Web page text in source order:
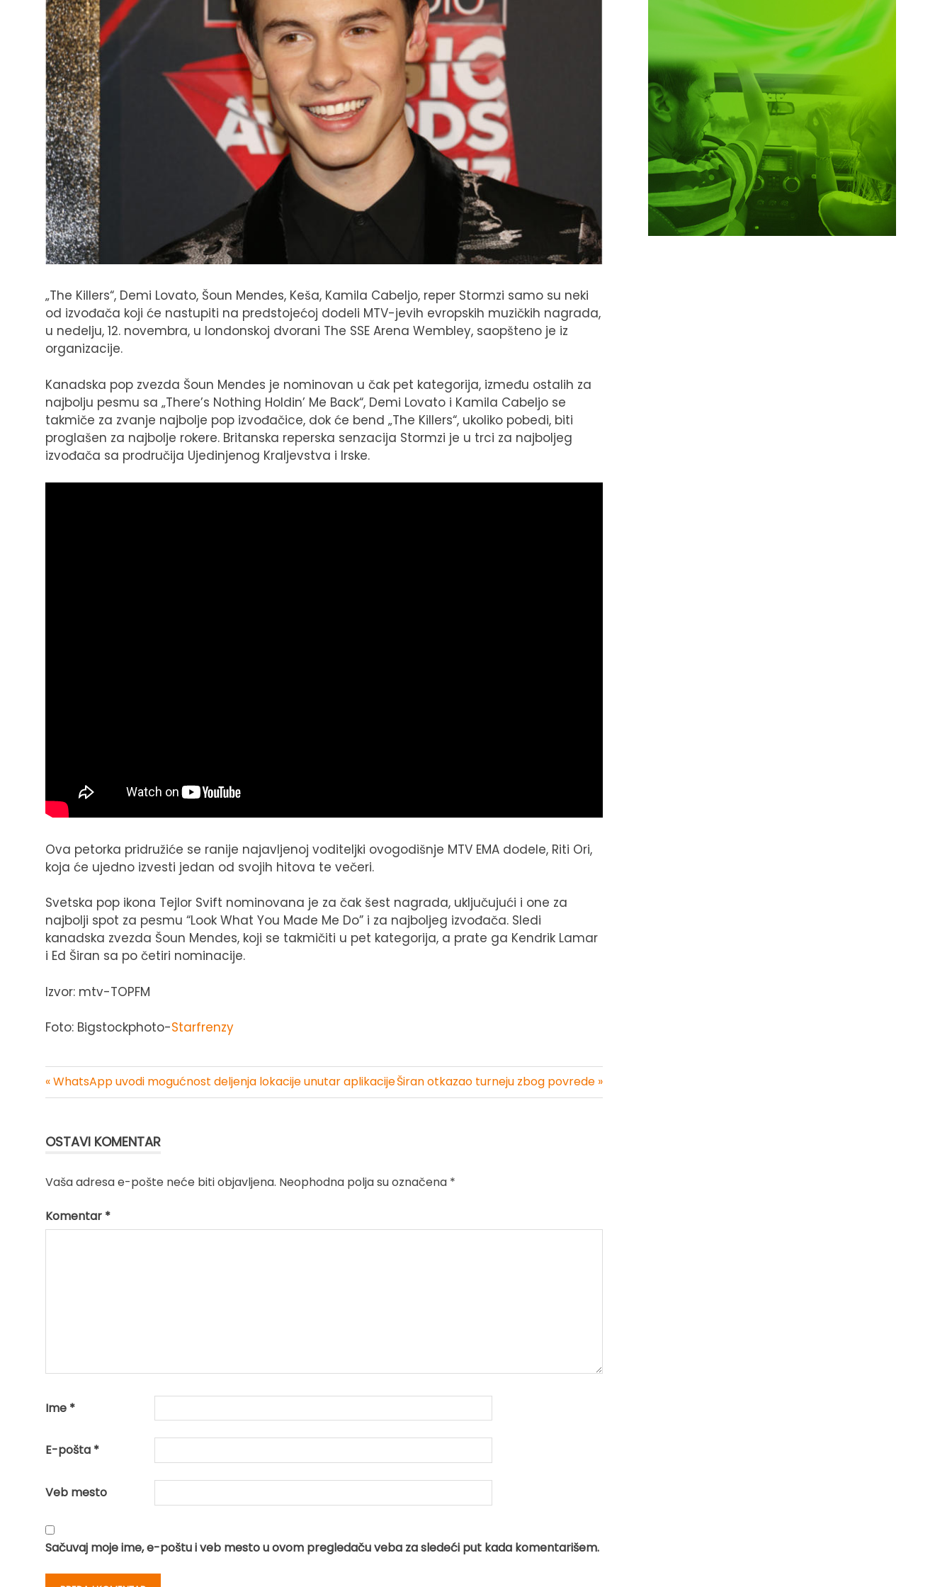
„The Killers“, Demi Lovato, Šoun Mendes, Keša, Kamila Cabeljo, reper Stormzi samo su neki
od izvođača koji će nastupiti na predstojećoj dodeli MTV-jevih evropskih muzičkih nagrada,
u nedelju, 12. novembra, u londonskoj dvorani The SSE Arena Wembley, saopšteno je iz
organizacije.
Kanadska pop zvezda Šoun Mendes je nominovan u čak pet kategorija, između ostalih za
najbolju pesmu sa „There’s Nothing Holdin’ Me Back“, Demi Lovato i Kamila Cabeljo se
takmiče za zvanje najbolje pop izvođačice, dok će bend „The Killers“, ukoliko pobedi, biti
proglašen za najbolje rokere. Britanska reperska senzacija Stormzi je u trci za najboljeg
izvođača sa prodručija Ujedinjenog Kraljevstva i Irske.
Ova petorka pridružiće se ranije najavljenoj voditeljki ovogodišnje MTV EMA dodele, Riti Ori,
koja će ujedno izvesti jedan od svojih hitova te večeri.
Svetska pop ikona Tejlor Svift nominovana je za čak šest nagrada, uključujući i one za
najbolji spot za pesmu “Look What You Made Me Do” i za najboljeg izvođača. Sledi
kanadska zvezda Šoun Mendes, koji se takmičiti u pet kategorija, a prate ga Kendrik Lamar
i Ed Širan sa po četiri nominacije.
Izvor: mtv-TOPFM
Foto: Bigstockphoto-Starfrenzy
Kretanje
« WhatsApp uvodi mogućnost deljenja lokacije unutar aplikacijeŠiran otkazao turneju zbog povrede »
OSTAVI KOMENTAR
Vaša adresa e-pošte neće biti objavljena. Neophodna polja su označena *
Komentar *
Ime *
E-pošta *
Veb mesto
Sačuvaj moje ime, e-poštu i veb mesto u ovom pregledaču veba za sledeći put kada komentarišem.